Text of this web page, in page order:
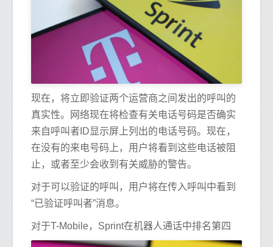
现在，将立即验证两个运营商之间发出的呼叫的
真实性。网络现在将检查有关电话号码是否确实
来自呼叫者ID显示屏上列出的电话号码。现在，
在没有的来电号码上，用户将看到这些电话被阻
止，或者至少会收到有关威胁的警告。
对于可以验证的呼叫，用户将在传入呼叫中看到
“已验证呼叫者”消息。
对于T-Mobile，Sprint在机器人通话中排名第四